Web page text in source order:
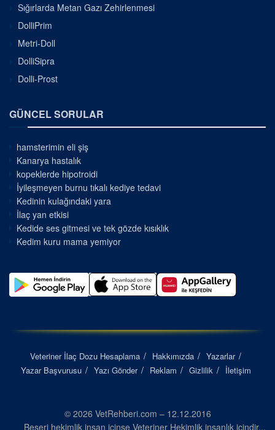
Sığırlarda Metan Gazı Zehirlenmesi
DolliPrim
Metri-Doll
DolliSipra
Dolli-Prost
GÜNCEL SORULAR
hamsterimin eli şiş
Kanarya hastalık
kopeklerde hipotroidi
İyileşmeyen burnu tıkalı kediye tedavi
Kedinin kulağındaki yara
İlaç yan etkisi
Kedide ses gitmesi ve tek gözde kısıklık
Kedim kuru mama yemiyor
Veteriner İlaç Dozu Hesaplama Hakkımızda
Yazarlar
Yazar Başvurusu
Yazı Gönder Reklam Gizlilik İletişim
© 2026 VetRehberi.com – 12.12.2016
Beşeri hekimlik insan içinse Veteriner Hekimlik insanlık içindir...